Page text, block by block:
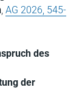
, AG 2026, 545-
des
der